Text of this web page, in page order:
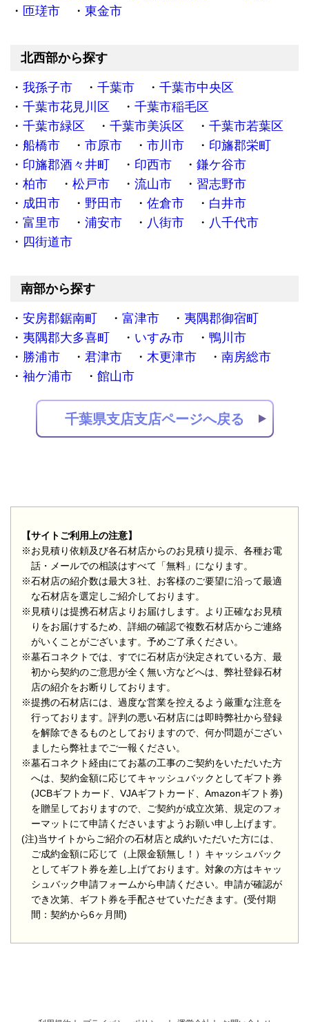
匝瑳市
東金市
北西部から探す
我孫子市 千葉市
千葉市中央区
千葉市花見川区
千葉市稲毛区
千葉市緑区
千葉市美浜区
千葉市若葉区
船橋市
市原市 市川市
印旛郡栄町
印旛郡酒々井町
印西市
鎌ケ谷市
柏市
松戸市 流山市
習志野市
成田市
野田市 佐倉市
白井市
富里市
浦安市 八街市
八千代市
四街道市
南部から探す
安房郡鋸南町 富津市
夷隅郡御宿町
夷隅郡大多喜町
いすみ市
鴨川市
勝浦市
君津市 木更津市
南房総市
袖ケ浦市
館山市
千葉県支店支店ページへ戻る
【サイトご利用上の注意】
※お見積り依頼及び各石材店からのお見積り提示、各種お電
話・メールでの相談はすべて「無料」になります。
※石材店の紹介数は最大３社、お客様のご要望に沿って最適
な石材店を選定しご紹介しております。
※見積りは提携石材店よりお届けします。より正確なお見積
りをお届けするため、詳細の確認で複数石材店からご連絡
がいくことがございます。予めご了承ください。
※墓石コネクトでは、すでに石材店が決定されている方、最
初から契約のご意思が全く無い方などへは、弊社登録石材
店の紹介をお断りしております。
※提携の石材店には、過度な営業を控えるよう厳重な注意を
行っております。評判の悪い石材店には即時弊社から登録
を解除できるものとしておりますので、何か問題がござい
ましたら弊社までご一報ください。
※墓石コネクト経由にてお墓の工事のご契約をいただいた方
へは、契約金額に応じてキャッシュバックとしてギフト券
(JCBギフトカード、VJAギフトカード、Amazonギフト券)
を贈呈しておりますので、ご契約が成立次第、規定のフォ
ーマットにて申請くださいますようお願い申し上げます。
(注)当サイトからご紹介の石材店と成約いただいた方には、
ご成約金額に応じて（上限金額無し！）キャッシュバック
としてギフト券を差し上げております。対象の方はキャッ
シュバック申請フォームから申請ください。申請が確認が
でき次第、ギフト券を手配させていただきます。(受付期
間：契約から6ヶ月間)